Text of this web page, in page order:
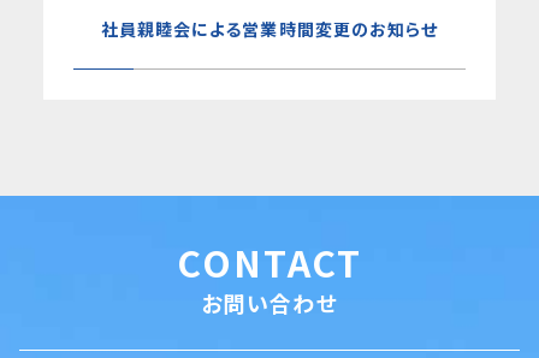
社員親睦会による営業時間変更のお知らせ
CONTACT
お問い合わせ